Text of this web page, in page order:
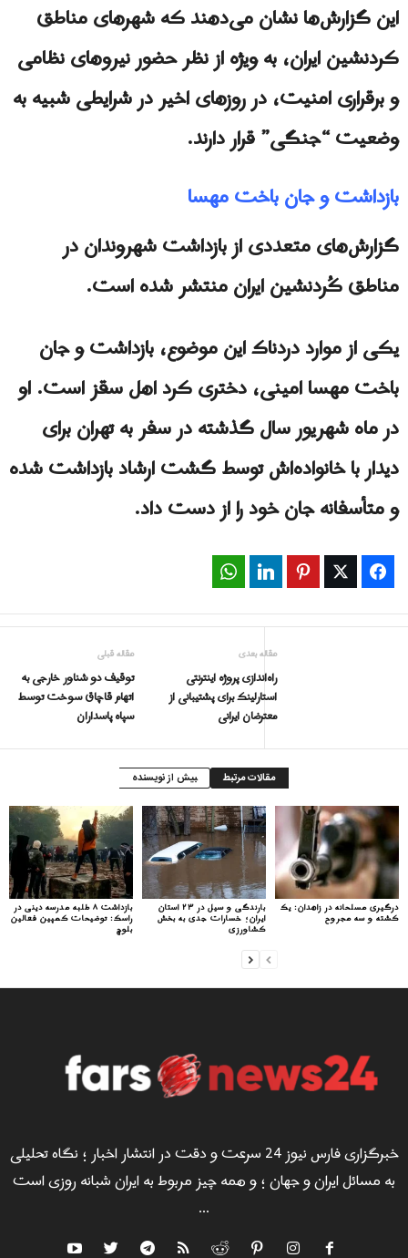
این گزارش‌ها نشان می‌دهند که شهرهای مناطق
کردنشین ایران، به ویژه از نظر حضور نیروهای نظامی
و برقراری امنیت، در روزهای اخیر در شرایطی شبیه به
وضعیت “جنگی” قرار دارند.
بازداشت و جان باخت مهسا
گزارش‌های متعددی از بازداشت شهروندان در
مناطق کُردنشین ایران منتشر شده است.
یکی از موارد دردناک این موضوع، بازداشت و جان
باخت مهسا امینی، دختری کرد اهل سقز است. او
در ماه شهریور سال گذشته در سفر به تهران برای
دیدار با خانواده‌اش توسط گشت ارشاد بازداشت شده
و متأسفانه جان خود را از دست داد.
Facebook
Twitter
Pinterest
LinkedIn
مقاله قبلی
توقیف دو شناور خارجی به
اتهام قاچاق سوخت توسط
سپاه پاسداران
مقاله بعدی
راه‌اندازی پروژه اینترنتی
استارلینک برای پشتیبانی از
معترضان ایرانی
مقالات مرتبط بیش از نویسنده
بازداشت ۸ طلبه مدرسه دینی در
راسک: توضیحات کمپین فعالین
بلوچ
بارندگی و سیل در ۲۳ استان
ایران؛ خسارات جدی به بخش
کشاورزی
درگیری مسلحانه در زاهدان: یک
کشته و سه مجروح
خبرگزاری فارس نیوز 24 سرعت و دقت در انتشار اخبار ؛ نگاه تحلیلی
به مسائل ایران و جهان ؛ و همه چیز مربوط به ایران شبانه روزی است
...